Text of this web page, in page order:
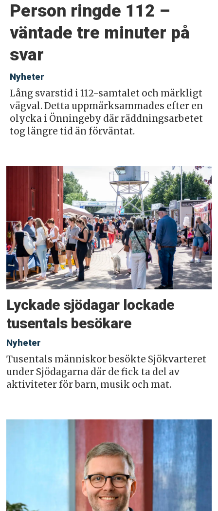
Person ringde 112 –
väntade tre minuter på
svar
Nyheter
Lång svarstid i 112-samtalet och märkligt
vägval. Detta uppmärksammades efter en
olycka i Önningeby där räddningsarbetet
tog längre tid än förväntat.
Lyckade sjödagar lockade
tusentals besökare
Nyheter
Tusentals människor besökte Sjökvarteret
under Sjödagarna där de fick ta del av
aktiviteter för barn, musik och mat.